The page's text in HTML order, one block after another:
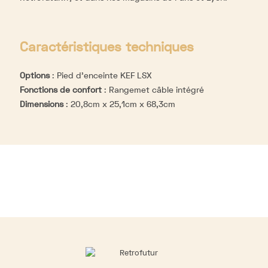
Caractéristiques techniques
Options: Pied d'enceinte KEF LSX
Fonctions de confort : Rangemet câble intégré
Dimensions: 20,8cm x 25,1cm x 68,3cm